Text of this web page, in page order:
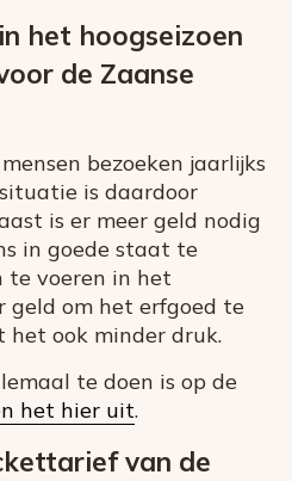
het hoogseizoen
de Zaanse
bezoeken jaarlijks
is daardoor
is er meer geld nodig
in goede staat te
te voeren in het
geld om het erfgoed te
het ook minder druk.
te doen is op de
het hier uit.
van de